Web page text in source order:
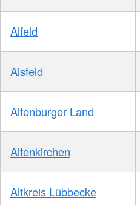
Alfeld
Alsfeld
Altenburger Land
Altenkirchen
Altkreis Lübbecke